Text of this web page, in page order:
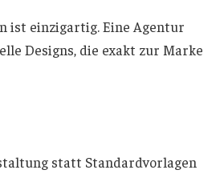
ist einzigartig. Eine Agentur
Designs, die exakt zur Marke
statt Standardvorlagen